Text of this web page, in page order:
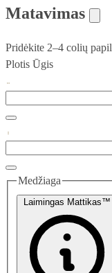
Matavimas
Pridėkite 2–4 colių
Plotis Ūgis
Medžiaga
Laimingas Mattikas™